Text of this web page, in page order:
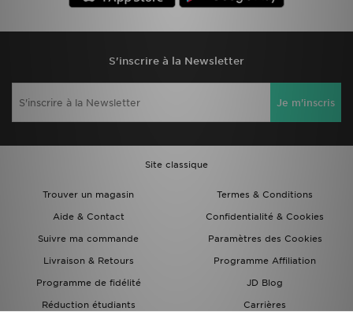
S'inscrire à la Newsletter
Je m'inscris
Site classique
Trouver un magasin
Termes & Conditions
Aide & Contact
Confidentialité & Cookies
Suivre ma commande
Paramètres des Cookies
Livraison & Retours
Programme Affiliation
Programme de fidélité
JD Blog
Réduction étudiants
Carrières